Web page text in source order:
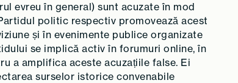
evreu în general) sunt acuzate în mod
politic respectiv promovează acest
și în evenimente publice organizate
se implică activ în forumuri online, în
a amplifica aceste acuzațiile false. Ei
surselor istorice convenabile